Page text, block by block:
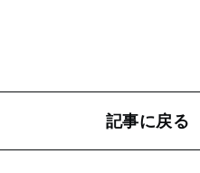
記事に戻る